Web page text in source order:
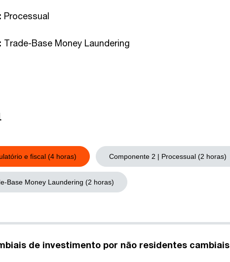
Processual
Trade-Base Money Laundering
e fiscal (4 horas) Componente 2 | Processual (2 horas)
Base Money Laundering (2 horas)
de investimento por não residentes cambiais